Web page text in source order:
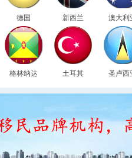
德国 新西兰 澳大利
格林纳达 土耳其 圣卢西